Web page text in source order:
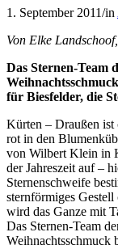
1. September 2011/in
Von Elke
Das Sternen-Team
für Biesfelder, die
Kürten – Draußen ist
rot in den
von Wilbert Klein in
der Jahreszeit auf –
Sternenschweife
sternförmiges
wird das Ganze mit
Das Sternen-Team
Weihnachtsschmuck